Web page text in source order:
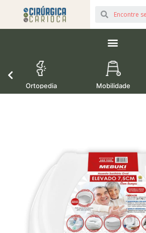
Ortopedia Mobilidade